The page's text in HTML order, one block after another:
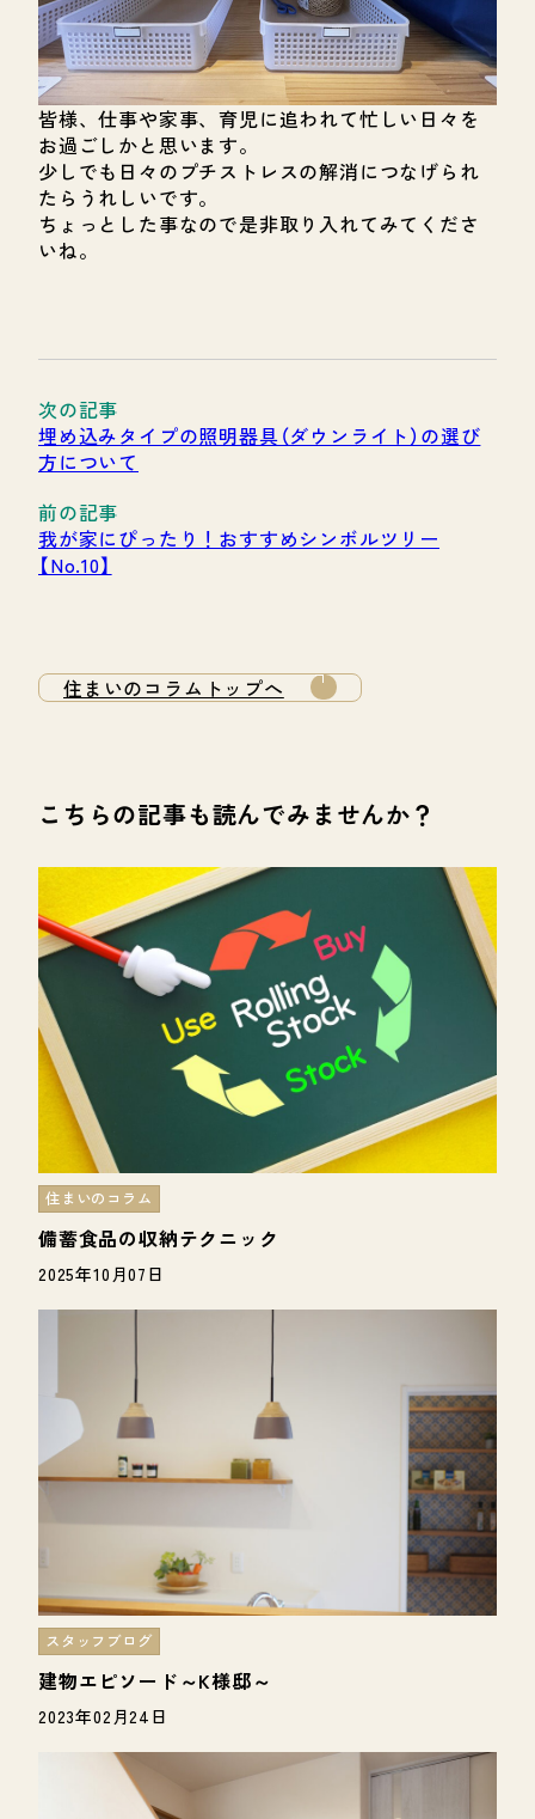
皆様、仕事や家事、育児に追われて忙しい日々を
お過ごしかと思います。
少しでも日々のプチストレスの解消につなげられ
たらうれしいです。
ちょっとした事なので是非取り入れてみてくださ
いね。
埋め込みタイプの照明器具（ダウンライト）の選び
方について
我が家にぴったり！おすすめシンボルツリー
【No.10】
住まいのコラムトップへ
こちらの記事も読んでみませんか？
備蓄食品の収納テクニック
住まいのコラム
2025年10月07日
建物エピソード～K様邸～
スタッフブログ
2023年02月24日